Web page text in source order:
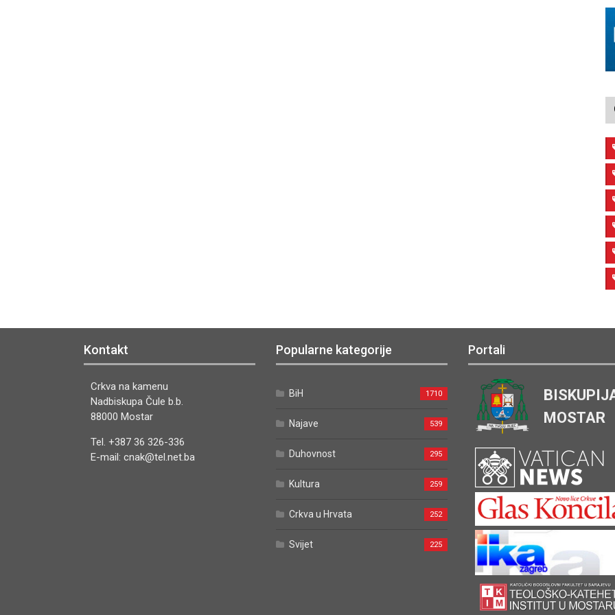
Kontakt
Crkva na kamenu
Nadbiskupa Čule b.b.
88000 Mostar
Tel. +387 36 326-336
E-mail: cnak@tel.net.ba
Popularne kategorije
BiH 1710
Najave 539
Duhovnost 295
Kultura 259
Crkva u Hrvata 252
Svijet 225
Portali
MOSTAR